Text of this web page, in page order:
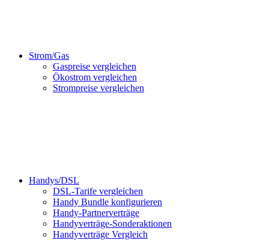
Strom/Gas
Gaspreise vergleichen
Ökostrom vergleichen
Strompreise vergleichen
Handys/DSL
DSL-Tarife vergleichen
Handy Bundle konfigurieren
Handy-Partnerverträge
Handyverträge-Sonderaktionen
Handyverträge Vergleich